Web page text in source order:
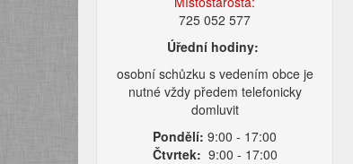
725 052 577
Úřední hodiny:
osobní schůzku s vedením obce je
nutné vždy předem telefonicky
domluvit
Pondělí: 9:00 - 17:00
Čtvrtek: 9:00 - 17:00